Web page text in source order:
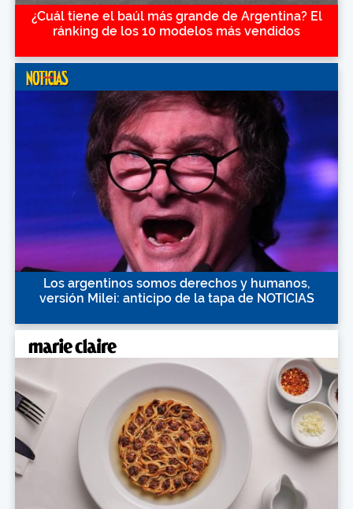
¿Cuál tiene el baúl más grande de Argentina? El
ránking de los 10 modelos más vendidos
Los argentinos somos derechos y humanos,
versión Milei: anticipo de la tapa de NOTICIAS